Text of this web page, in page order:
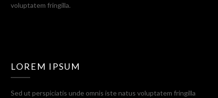
voluptatem fringilla.
LOREM IPSUM
Sed ut perspiciatis unde omnis iste natus voluptatem fringilla